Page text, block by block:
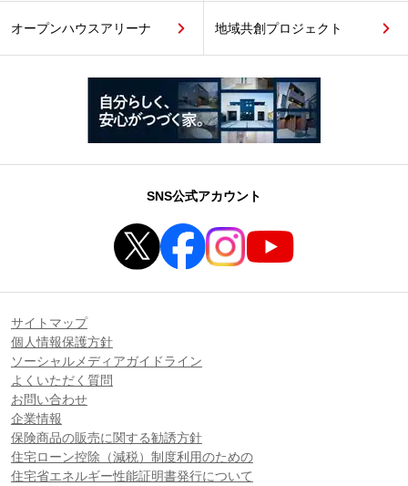
オープンハウスアリーナ 地域共創プロジェクト
SNS公式アカウント
サイトマップ
個人情報保護方針
ソーシャルメディアガイドライン
よくいただく質問
お問い合わせ
企業情報
保険商品の販売に関する勧誘方針
住宅ローン控除（減税）制度利用のための
住宅省エネルギー性能証明書発行について